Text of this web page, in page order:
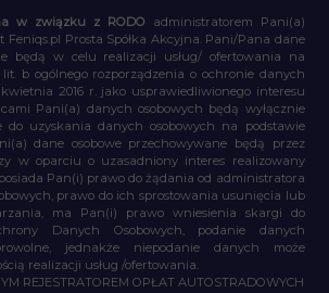
w związku z RODO administratorem Pani(a)
Feniqs.pl Prosta Spółka Akcyjna. Pani/Pana dane
będą w celu realizacji usług/ ofertowania na
lit. b ogólnego rozporządzenia o ochronie danych
2016 r. jako usprawiedliwionego interesu
Pani(a) danych osobowych będą wyłącznie
do uzyskania danych osobowych na podstawie
dane osobowe przechowywane będą przez
w oparciu o uzasadniony interes realizowany
Pan(i) prawo do żądania od administratora
prawo do ich sprostowania usunięcia lub
ma Pan(i) prawo wniesienia skargi do
Danych Osobowych, podanie danych
jednakże niepodanie danych może
realizacji usług /ofertowania.
REJESTRATOREM OPŁAT AUTOSTRADOWYCH